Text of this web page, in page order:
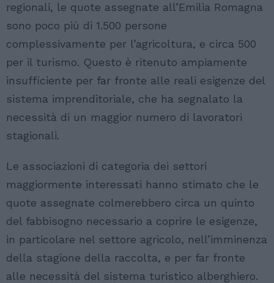
regionali, le quote assegnate all’Emilia Romagna
sono poco più di 1.500 persone
complessivamente per l’agricoltura, e circa 500
per il turismo. Questo è ritenuto ampiamente
insufficiente per far fronte alle reali esigenze del
sistema imprenditoriale, che ha segnalato la
necessità di un maggior numero di lavoratori
stagionali.
Le associazioni di categoria dei settori
maggiormente interessati hanno stimato che le
quote assegnate colmerebbero circa un quinto
del fabbisogno necessario a coprire le esigenze,
in particolare nel settore agricolo, nell’imminenza
della stagione della raccolta, e per far fronte
alle necessità del sistema turistico alberghiero.